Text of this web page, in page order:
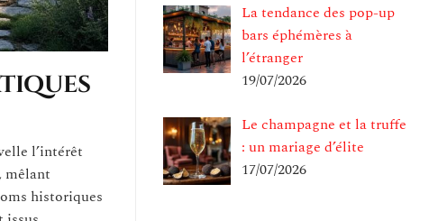
l’intérêt
mêlant
historiques
La tendance des pop-up
bars éphémères à
l’étranger
19/07/2026
Le champagne et la truffe
: un mariage d’élite
17/07/2026